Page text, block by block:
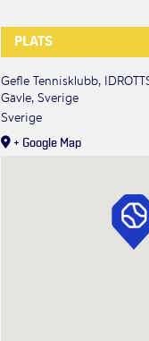
PLATS
Gefle Tennisklubb,
Gävle, Sverige
Sverige
+ Google Map